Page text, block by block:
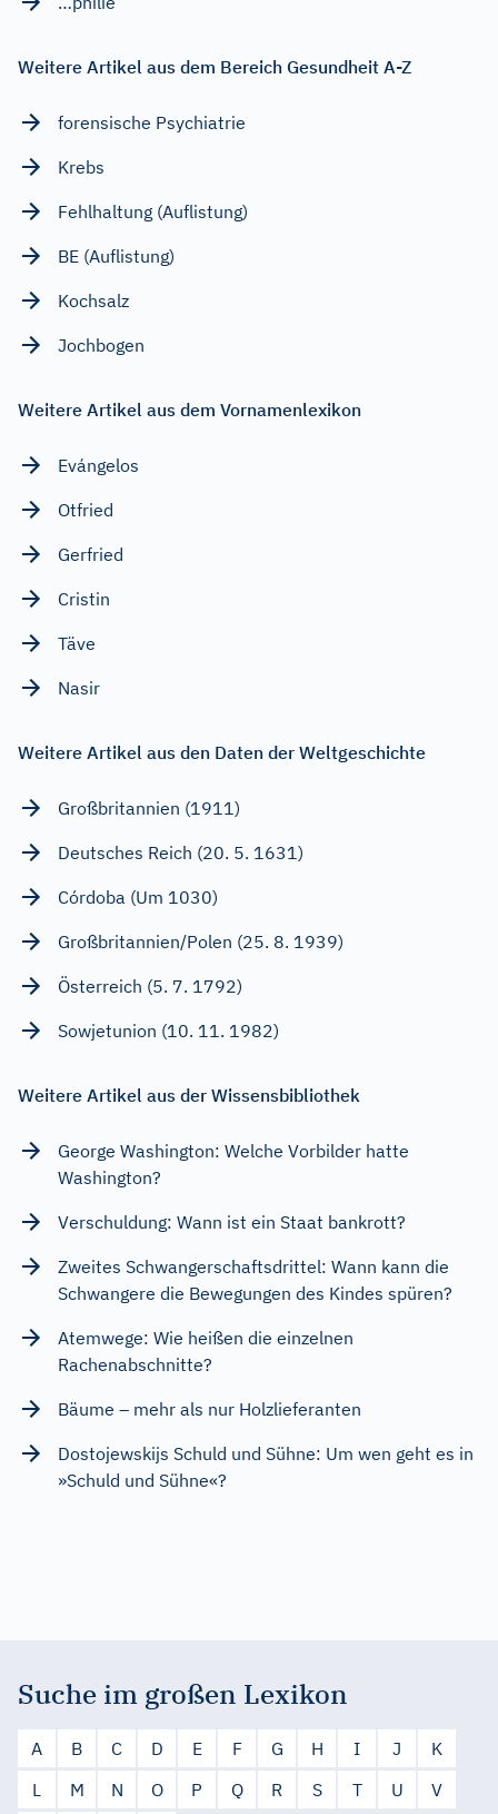
Weitere Artikel aus dem Bereich Gesundheit A-Z
forensische Psychiatrie
Krebs
Fehlhaltung (Auflistung)
BE (Auflistung)
Kochsalz
Jochbogen
Weitere Artikel aus dem Vornamenlexikon
Evángelos
Otfried
Gerfried
Cristin
Täve
Nasir
Weitere Artikel aus den Daten der Weltgeschichte
Großbritannien (1911)
Deutsches Reich (20. 5. 1631)
Córdoba (Um 1030)
Großbritannien/Polen (25. 8. 1939)
Österreich (5. 7. 1792)
Sowjetunion (10. 11. 1982)
Weitere Artikel aus der Wissensbibliothek
George Washington: Welche Vorbilder hatte
Washington?
Verschuldung: Wann ist ein Staat bankrott?
Zweites Schwangerschaftsdrittel: Wann kann die
Schwangere die Bewegungen des Kindes spüren?
Atemwege: Wie heißen die einzelnen
Rachenabschnitte?
Bäume – mehr als nur Holzlieferanten
Dostojewskijs Schuld und Sühne: Um wen geht es in
»Schuld und Sühne«?
Suche im großen Lexikon
A B C D E F G H I J
K
L
M N O P Q R S T U
V